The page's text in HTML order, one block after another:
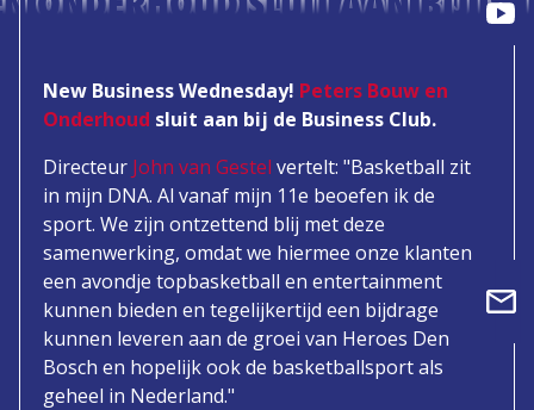
New Business Wednesday! Peters Bouw en
Onderhoud sluit aan bij de Business Club.
Directeur John van Gestel vertelt: "Basketball zit
in mijn DNA. Al vanaf mijn 11e beoefen ik de
sport. We zijn ontzettend blij met deze
samenwerking, omdat we hiermee onze klanten
een avondje topbasketball en entertainment
kunnen bieden en tegelijkertijd een bijdrage
kunnen leveren aan de groei van Heroes Den
Bosch en hopelijk ook de basketballsport als
geheel in Nederland."